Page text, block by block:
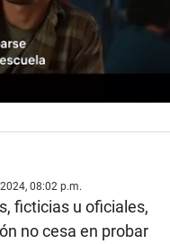
08:02 p.m.
ficticias u oficiales,
no cesa en probar